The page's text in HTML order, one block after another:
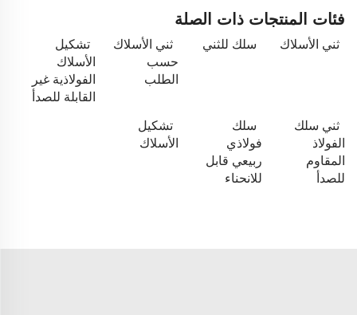
فئات المنتجات ذات الصلة
ثني الأسلاك سلك للثني
ثني الأسلاك
حسب
الطلب
تشكيل
الأسلاك
الفولاذية غير
القابلة للصدأ
ثني سلك
الفولاذ
المقاوم
للصدأ
سلك
فولاذي
ربيعي قابل
للانحناء
تشكيل
الأسلاك